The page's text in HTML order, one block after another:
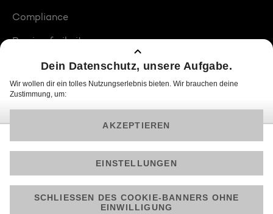
Compliance
Barrierefreiheit
Produktplatzierungen